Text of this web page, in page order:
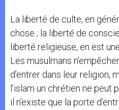
La liberté de culte, en
chose ; la liberté de
liberté religieuse, en est
Les musulmans
d’entrer dans leur religion,
l’islam un chrétien ne peut
il n’existe que la porte